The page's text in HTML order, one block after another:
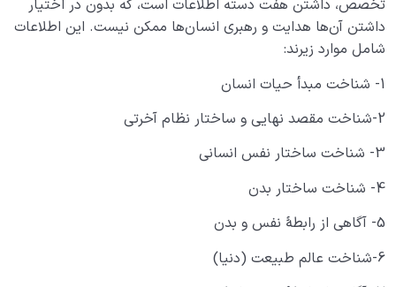
چگونه انسان شویم؟
تخصص، داشتن هفت دسته اطلاعات است، که بدون در اختیار
داشتن آن‌ها هدایت و رهبری انسان‌ها ممکن نیست. این اطلاعات
شامل موارد زیرند:
1­- شناخت مبدأ حیات انسان
2­-شناخت مقصد نهایی و ساختار نظام آخرتی
3­- شناخت ساختار نفس انسانی
4-­ شناخت ساختار بدن
5-­ آگاهی از رابطۀ نفس و بدن
6-­شناخت عالم طبیعت (دنیا)